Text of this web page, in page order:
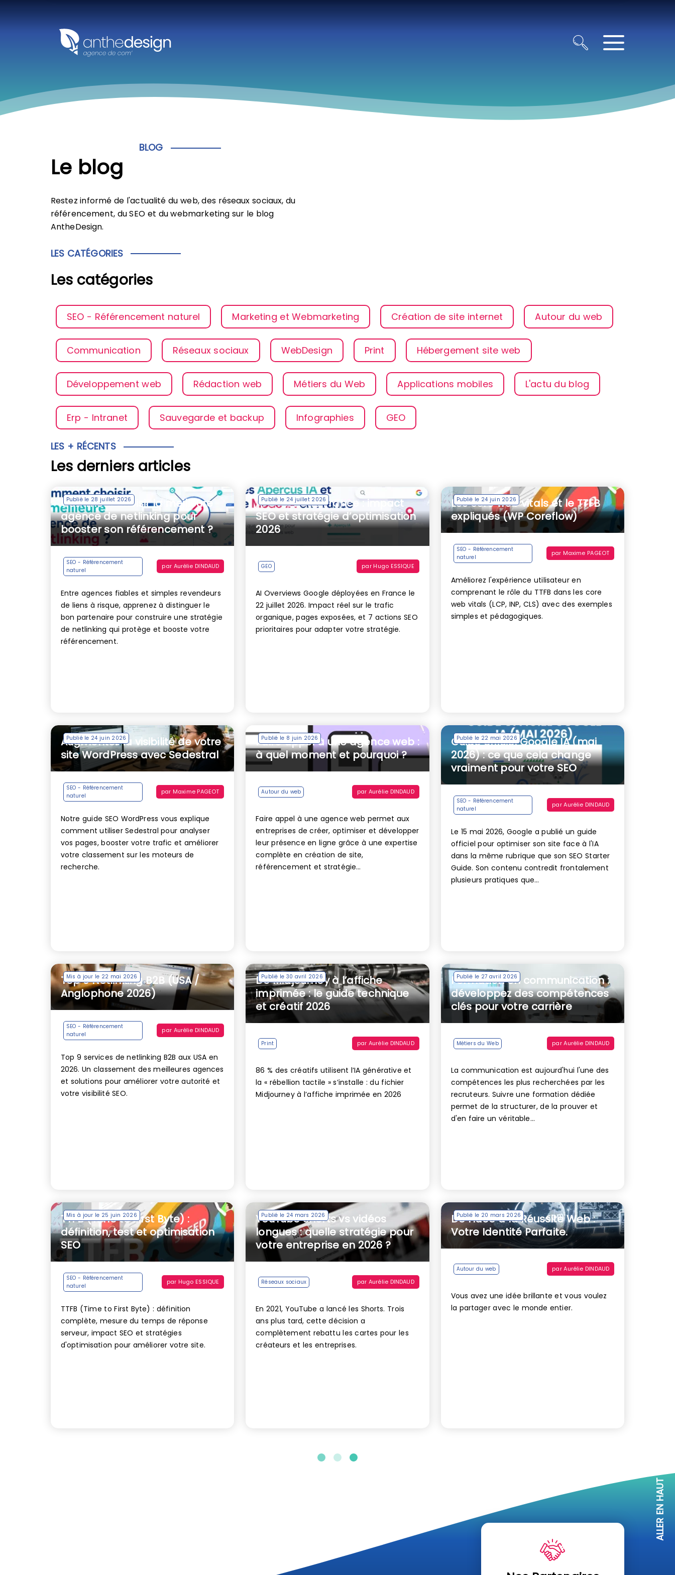
BLOG
Le blog
Restez informé de l'actualité du web, des réseaux sociaux, du
référencement, du SEO et du webmarketing sur le blog
AntheDesign.
LES CATÉGORIES
Les catégories
SEO - Référencement naturel Marketing et Webmarketing Création de site internet Autour du web
Communication Réseaux sociaux WebDesign Print Hébergement site web
Développement web Rédaction web Métiers du Web Applications mobiles L'actu du blog
Erp - Intranet Sauvegarde et backup Infographies GEO
LES + RÉCENTS
Les derniers articles
Publié le 28 juillet 2026
Comment choisir la meilleure
agence de netlinking pour
booster son référencement ?
SEO - Référencement
naturel
par Aurélie DINDAUD
Entre agences fiables et simples revendeurs
de liens à risque, apprenez à distinguer le
bon partenaire pour construire une stratégie
de netlinking qui protège et booste votre
référencement.
Publié le 24 juillet 2026
AI Overviews France : impact
SEO et stratégie d’optimisation
2026
GEO par Hugo ESSIQUE
AI Overviews Google déployées en France le
22 juillet 2026. Impact réel sur le trafic
organique, pages exposées, et 7 actions SEO
prioritaires pour adapter votre stratégie.
Publié le 24 juin 2026
Les core web vitals et le TTFB
expliqués (WP Coreflow)
SEO - Référencement
naturel
par Maxime PAGEOT
Améliorez l'expérience utilisateur en
comprenant le rôle du TTFB dans les core
web vitals (LCP, INP, CLS) avec des exemples
simples et pédagogiques.
Publié le 24 juin 2026
Augmentez la visibilité de votre
site WordPress avec Sedestral
SEO - Référencement
naturel
par Maxime PAGEOT
Notre guide SEO WordPress vous explique
comment utiliser Sedestral pour analyser
vos pages, booster votre trafic et améliorer
votre classement sur les moteurs de
recherche.
Publié le 8 juin 2026
Faire appel à une agence web :
à quel moment et pourquoi ?
Autour du web par Aurélie DINDAUD
Faire appel à une agence web permet aux
entreprises de créer, optimiser et développer
leur présence en ligne grâce à une expertise
complète en création de site,
référencement et stratégie...
Publié le 22 mai 2026
Guide officiel Google IA (mai
2026) : ce que cela change
vraiment pour votre SEO
SEO - Référencement
naturel
parAurélie DINDAUD
Le 15 mai 2026, Google a publié un guide
officiel pour optimiser son site face à l'IA
dans la même rubrique que son SEO Starter
Guide. Son contenu contredit frontalement
plusieurs pratiques que...
Mis à jour le 22 mai 2026
Top 9 Netlinking B2B (USA /
Anglophone 2026)
SEO - Référencement
naturel
par Aurélie DINDAUD
Top 9 services de netlinking B2B aux USA en
2026. Un classement des meilleures agences
et solutions pour améliorer votre autorité et
votre visibilité SEO.
Publié le 30 avril 2026
De Midjourney à l’affiche
imprimée : le guide technique
et créatif 2026
Print par Aurélie DINDAUD
86 % des créatifs utilisent l’IA générative et
la « rébellion tactile » s’installe : du fichier
Midjourney à l’affiche imprimée en 2026
Publié le 27 avril 2026
Formation en communication :
développez des compétences
clés pour votre carrière
Métiers du Web parAurélie DINDAUD
La communication est aujourd'hui l'une des
compétences les plus recherchées par les
recruteurs. Suivre une formation dédiée
permet de la structurer, de la prouver et
d'en faire un véritable...
Mis à jour le 25 juin 2026
TTFB (Time to First Byte) :
définition, test et optimisation
SEO
SEO - Référencement
naturel
par Hugo ESSIQUE
TTFB (Time to First Byte) : définition
complète, mesure du temps de réponse
serveur, impact SEO et stratégies
d'optimisation pour améliorer votre site.
Publié le 24 mars 2026
YouTube Shorts vs vidéos
longues : quelle stratégie pour
votre entreprise en 2026 ?
Réseaux sociaux par Aurélie DINDAUD
En 2021, YouTube a lancé les Shorts. Trois
ans plus tard, cette décision a
complètement rebattu les cartes pour les
créateurs et les entreprises.
Publié le 20 mars 2026
De l’Idée à la Réussite Web :
Votre Identité Parfaite.
Autour du web parAurélie DINDAUD
Vous avez une idée brillante et vous voulez
la partager avec le monde entier.
ALLER EN HAUT